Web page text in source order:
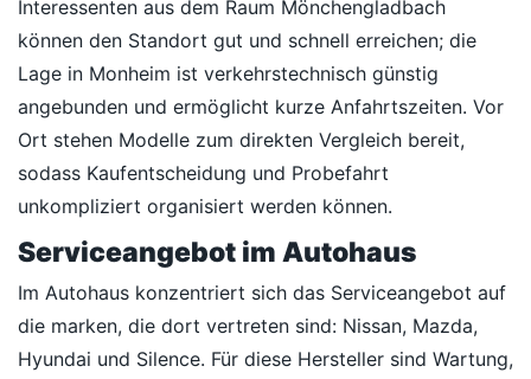
Interessenten aus dem Raum Mönchengladbach
können den Standort gut und schnell erreichen; die
Lage in Monheim ist verkehrstechnisch günstig
angebunden und ermöglicht kurze Anfahrtszeiten. Vor
Ort stehen Modelle zum direkten Vergleich bereit,
sodass Kaufentscheidung und Probefahrt
unkompliziert organisiert werden können.
Serviceangebot im Autohaus
Im Autohaus konzentriert sich das Serviceangebot auf
die marken, die dort vertreten sind: Nissan, Mazda,
Hyundai und Silence. Für diese Hersteller sind Wartung,